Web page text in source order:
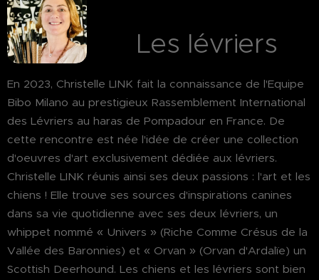
Les lévriers
En 2023, Christelle LINK fait la connaissance de l'Equipe
Bibo Milano au prestigieux Rassemblement International
des Lévriers au haras de Pompadour en France. De
cette rencontre est née l'idée de créer une collection
d'oeuvres d'art exclusivement dédiée aux lévriers.
Christelle LINK réunis ainsi ses deux passions : l'art et les
chiens ! Elle trouve ses sources d'inspirations canines
dans sa vie quotidienne avec ses deux lévriers, un
whippet nommé « Univers » (Riche Comme Crésus de la
Vallée des Baronnies) et « Orvan » (Orvan d'Ardalïe) un
Scottish Deerhound. Les chiens et les lévriers sont bien